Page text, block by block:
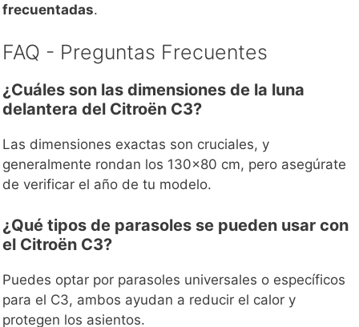
frecuentadas.
FAQ - Preguntas Frecuentes
¿Cuáles son las dimensiones de la luna
delantera del Citroën C3?
Las dimensiones exactas son cruciales, y
generalmente rondan los 130x80 cm, pero asegúrate
de verificar el año de tu modelo.
¿Qué tipos de parasoles se pueden usar con
el Citroën C3?
Puedes optar por parasoles universales o específicos
para el C3, ambos ayudan a reducir el calor y
protegen los asientos.